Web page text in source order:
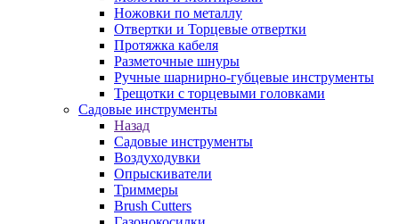
Ножовки по металлу
Отвертки и Торцевые отвертки
Протяжка кабеля
Разметочные шнуры
Ручные шарнирно-губцевые инструменты
Трещотки с торцевыми головками
Садовые инструменты
Назад
Садовые инструменты
Воздуходувки
Опрыскиватели
Триммеры
Brush Cutters